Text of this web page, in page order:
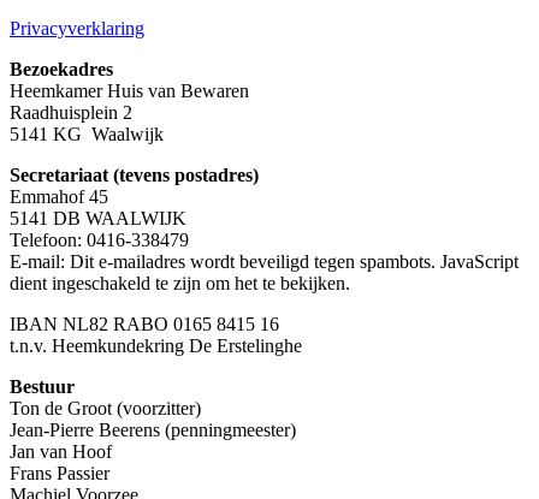
Privacyverklaring
Bezoekadres
Heemkamer Huis van Bewaren
Raadhuisplein 2
5141 KG Waalwijk
Secretariaat (tevens postadres)
Emmahof 45
5141 DB WAALWIJK
Telefoon: 0416-338479
E-mail: Dit e-mailadres wordt beveiligd tegen spambots. JavaScript
dient ingeschakeld te zijn om het te bekijken.
IBAN NL82 RABO 0165 8415 16
t.n.v. Heemkundekring De Erstelinghe
Bestuur
Ton de Groot (voorzitter)
Jean-Pierre Beerens (penningmeester)
Jan van Hoof
Frans Passier
Machiel Voorzee